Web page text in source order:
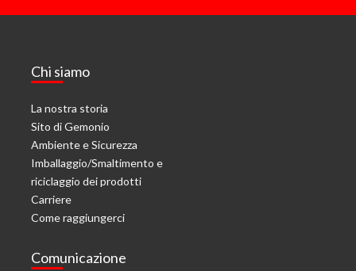
Chi siamo
La nostra storia
Sito di Gemonio
Ambiente e Sicurezza
Imballaggio/Smaltimento e
riciclaggio dei prodotti
Carriere
Come raggiungerci
Comunicazione